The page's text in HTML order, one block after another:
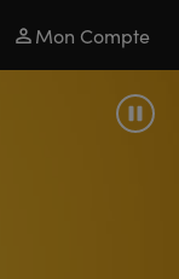
Mon Compte